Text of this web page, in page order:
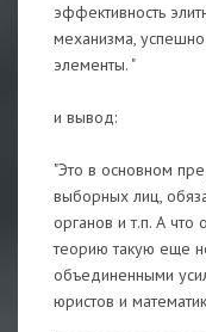
эффективность
механизма,
элементы. "
и вывод:
"Это в основном
выборных лиц,
органов и т.п. А
теорию такую еще
объединенными
юристов и